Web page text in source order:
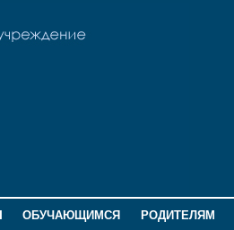
ОБУЧАЮЩИМСЯ РОДИТЕЛЯМ